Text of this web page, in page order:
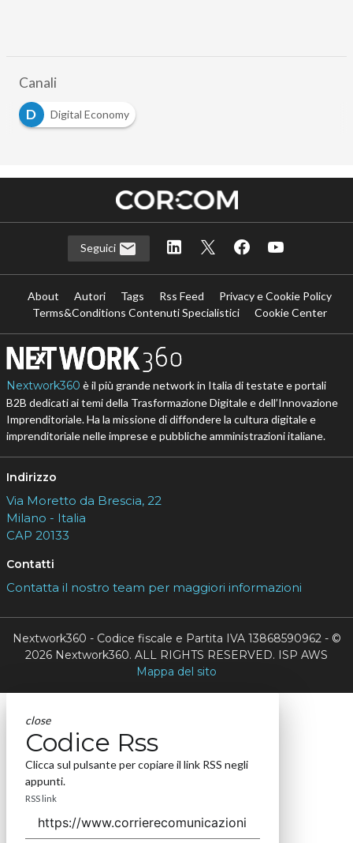
Canali
D
Digital Economy
Seguici
About Autori Tags Rss Feed
Privacy e Cookie Policy
Terms&Conditions Contenuti Specialistici
Cookie Center
Nextwork360 è il più grande network in Italia di testate e portali
B2B dedicati ai temi della Trasformazione Digitale e dell’Innovazione
Imprenditoriale. Ha la missione di diffondere la cultura digitale e
imprenditoriale nelle imprese e pubbliche amministrazioni italiane.
Indirizzo
Via Moretto da Brescia, 22
Milano - Italia
CAP 20133
Contatti
Contatta il nostro team per maggiori informazioni
Nextwork360 - Codice fiscale e Partita IVA 13868590962 - ©
2026 Nextwork360. ALL RIGHTS RESERVED. ISP AWS
Mappa del sito
close
Codice Rss
Clicca sul pulsante per copiare il link RSS negli
appunti.
RSS link